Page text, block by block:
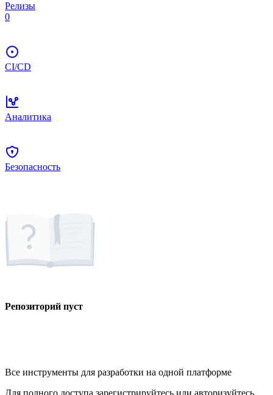
Релизы
0
CI/CD
Аналитика
Безопасность
Репозиторий пуст
Все инструменты для разработки на одной платформе
Для полного доступа зарегистрируйтесь или авторизуйтесь